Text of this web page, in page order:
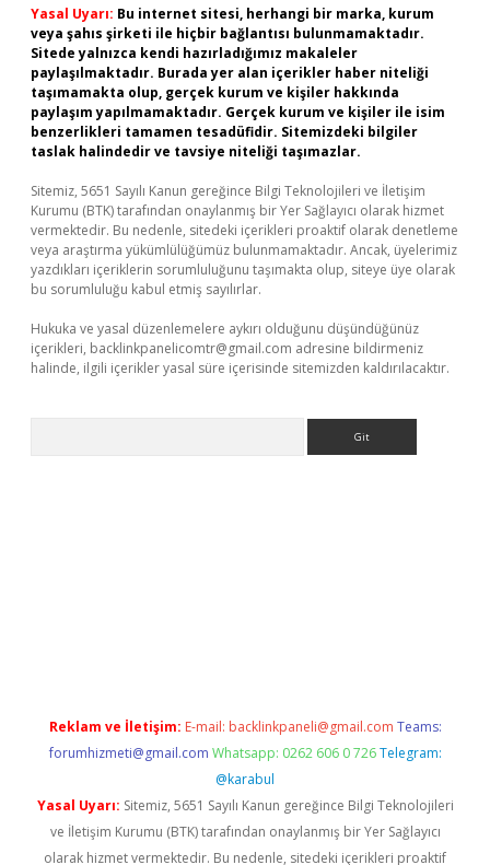
Yasal Uyarı: Bu internet sitesi, herhangi bir marka, kurum
veya şahıs şirketi ile hiçbir bağlantısı bulunmamaktadır.
Sitede yalnızca kendi hazırladığımız makaleler
paylaşılmaktadır. Burada yer alan içerikler haber niteliği
taşımamakta olup, gerçek kurum ve kişiler hakkında
paylaşım yapılmamaktadır. Gerçek kurum ve kişiler ile isim
benzerlikleri tamamen tesadüfidir. Sitemizdeki bilgiler
taslak halindedir ve tavsiye niteliği taşımazlar.
Sitemiz, 5651 Sayılı Kanun gereğince Bilgi Teknolojileri ve İletişim
Kurumu (BTK) tarafından onaylanmış bir Yer Sağlayıcı olarak hizmet
vermektedir. Bu nedenle, sitedeki içerikleri proaktif olarak denetleme
veya araştırma yükümlülüğümüz bulunmamaktadır. Ancak, üyelerimiz
yazdıkları içeriklerin sorumluluğunu taşımakta olup, siteye üye olarak
bu sorumluluğu kabul etmiş sayılırlar.
Hukuka ve yasal düzenlemelere aykırı olduğunu düşündüğünüz
içerikleri, backlinkpanelicomtr@gmail.com adresine bildirmeniz
halinde, ilgili içerikler yasal süre içerisinde sitemizden kaldırılacaktır.
Reklam ve İletişim: E-mail: backlinkpaneli@gmail.com Teams:
forumhizmeti@gmail.com Whatsapp: 0262 606 0 726 Telegram:
@karabul
Yasal Uyarı: Sitemiz, 5651 Sayılı Kanun gereğince Bilgi Teknolojileri
ve İletişim Kurumu (BTK) tarafından onaylanmış bir Yer Sağlayıcı
olarak hizmet vermektedir. Bu nedenle, sitedeki içerikleri proaktif